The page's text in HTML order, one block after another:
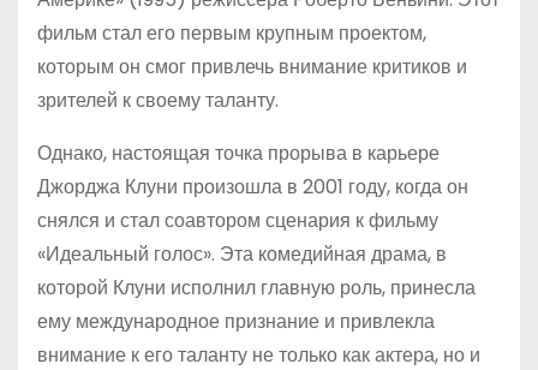
фильм стал его первым крупным проектом,
которым он смог привлечь внимание критиков и
зрителей к своему таланту.
Однако, настоящая точка прорыва в карьере
Джорджа Клуни произошла в 2001 году, когда он
снялся и стал соавтором сценария к фильму
«Идеальный голос». Эта комедийная драма, в
которой Клуни исполнил главную роль, принесла
ему международное признание и привлекла
внимание к его таланту не только как актера, но и